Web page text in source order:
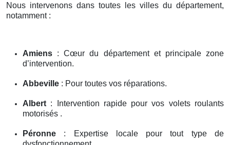
Nous intervenons dans toutes les villes du département,
notamment :
Amiens : Cœur du département et principale zone
d’intervention.
Abbeville : Pour toutes vos réparations.
Albert : Intervention rapide pour vos volets roulants
motorisés .
Péronne : Expertise locale pour tout type de